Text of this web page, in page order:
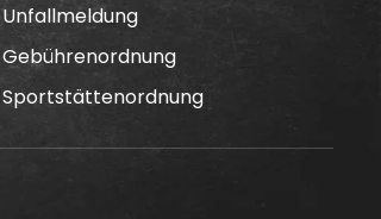
Unfallmeldung
Gebührenordnung
Sportstättenordnung